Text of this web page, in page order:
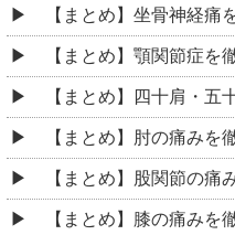
【まとめ】坐骨神経痛
【まとめ】顎関節症を
【まとめ】四十肩・五
【まとめ】肘の痛みを
【まとめ】股関節の痛
【まとめ】膝の痛みを